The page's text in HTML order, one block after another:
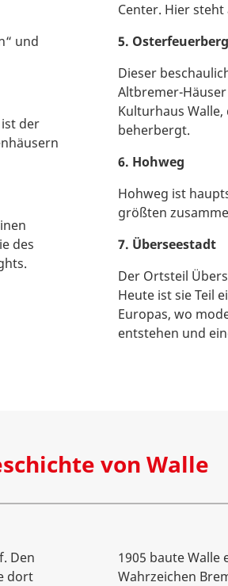
und
der
des
Center. Hier
5. Osterfeuerberg
Dieser
Altbremer-
Kulturhaus
beherbergt.
6. Hohweg
Hohweg ist
größten
7. Überseestadt
Der Ortsteil
Heute ist sie Teil
Europas, wo
entstehen und
von Walle
Den
dort
1905 baute
Wahrzeichen